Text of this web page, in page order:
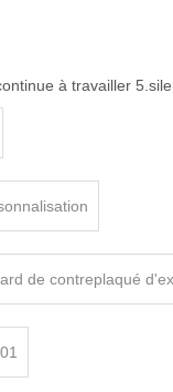
à travailler
de contreplaqué